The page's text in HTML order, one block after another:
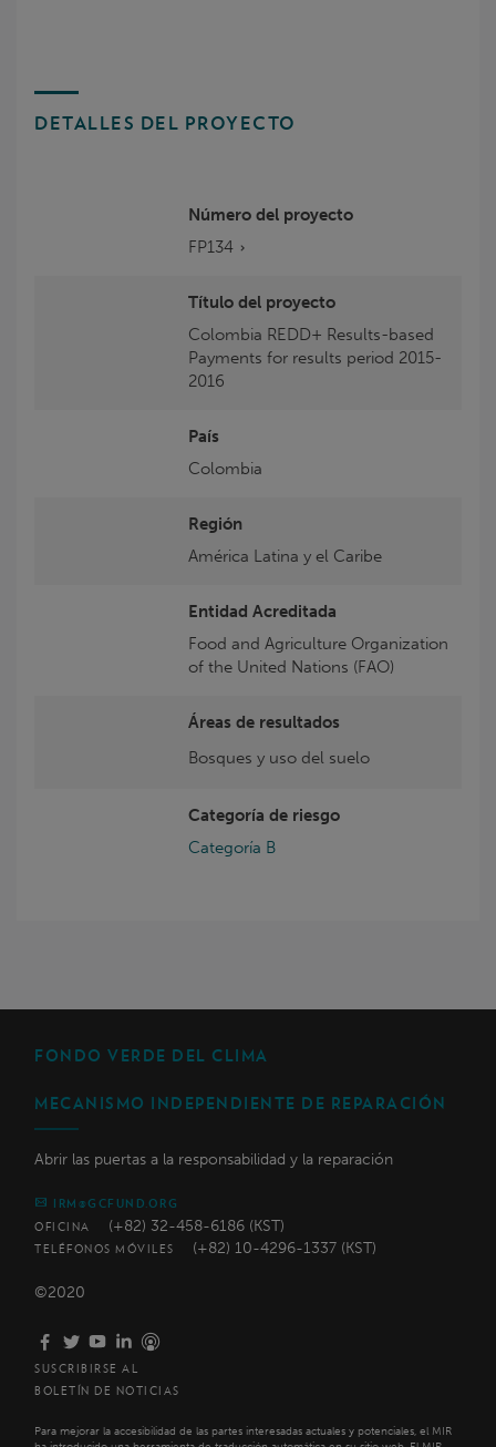
DETALLES DEL PROYECTO
Número del proyecto
FP134
Título del proyecto
Colombia REDD+ Results-based
Payments for results period 2015-
2016
País
Colombia
Región
América Latina y el Caribe
Entidad Acreditada
Food and Agriculture Organization
of the United Nations (FAO)
Áreas de resultados
Bosques y uso del suelo
Categoría de riesgo
Categoría B
FONDO VERDE DEL CLIMA
MECANISMO INDEPENDIENTE DE REPARACIÓN
Abrir las puertas a la responsabilidad y la reparación
IRM@GCFUND.ORG
OFICINA
(+82) 32-458-6186 (KST)
TELÉFONOS MÓVILES (+82) 10-4296-1337 (KST)
©2020
SUSCRIBIRSE AL
BOLETÍN DE NOTICIAS
Para mejorar la accesibilidad de las partes interesadas actuales y potenciales, el MIR